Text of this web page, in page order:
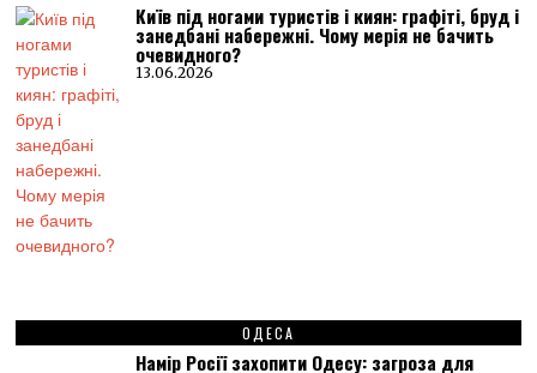
Київ під ногами туристів і киян: графіті, бруд і
занедбані набережні. Чому мерія не бачить
очевидного?
13.06.2026
ОДЕСА
Намір Росії захопити Одесу: загроза для